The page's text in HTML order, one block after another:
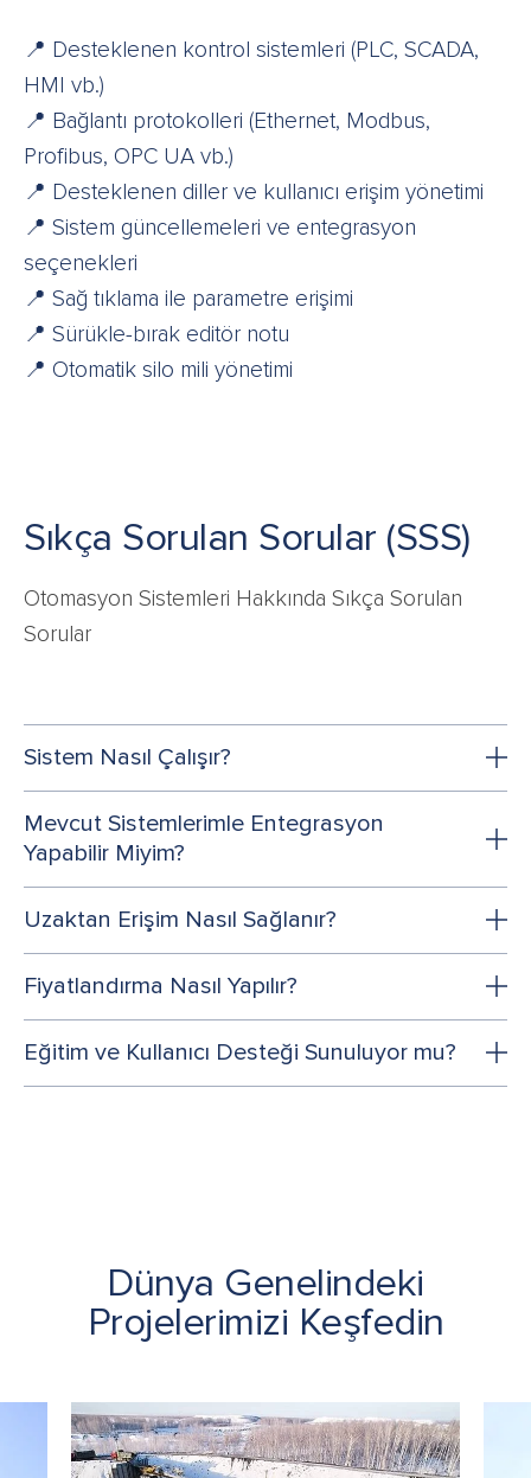
📍 Desteklenen kontrol sistemleri (PLC, SCADA,
HMI vb.)
📍 Bağlantı protokolleri (Ethernet, Modbus,
Profibus, OPC UA vb.)
📍 Desteklenen diller ve kullanıcı erişim yönetimi
📍 Sistem güncellemeleri ve entegrasyon
seçenekleri
📍 Sağ tıklama ile parametre erişimi
📍 Sürükle-bırak editör notu
📍 Otomatik silo mili yönetimi
Sıkça Sorulan Sorular (SSS)
Otomasyon Sistemleri Hakkında Sıkça Sorulan
Sorular
Sistem Nasıl Çalışır?
Mevcut Sistemlerimle Entegrasyon
Yapabilir Miyim?
Uzaktan Erişim Nasıl Sağlanır?
Fiyatlandırma Nasıl Yapılır?
Eğitim ve Kullanıcı Desteği Sunuluyor mu?
Dünya Genelindeki
Projelerimizi Keşfedin